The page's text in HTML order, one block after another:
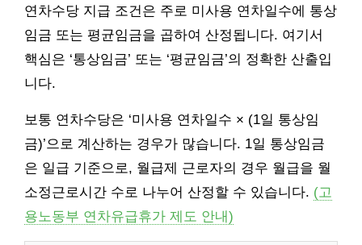
연차수당 지급 조건은 주로 미사용 연차일수에 통상
임금 또는 평균임금을 곱하여 산정됩니다. 여기서
핵심은 ‘통상임금’ 또는 ‘평균임금’의 정확한 산출입
니다.
보통 연차수당은 ‘미사용 연차일수 × (1일 통상임
금)’으로 계산하는 경우가 많습니다. 1일 통상임금
은 일급 기준으로, 월급제 근로자의 경우 월급을 월
소정근로시간 수로 나누어 산정할 수 있습니다. (고
용노동부 연차유급휴가 제도 안내)